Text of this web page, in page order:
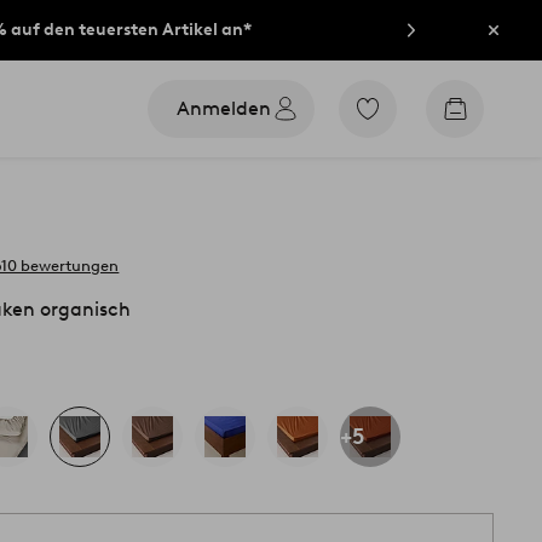
auf den teuersten Artikel an*
Anmelden
Zu
Zum
bewertungen
organisch
+5